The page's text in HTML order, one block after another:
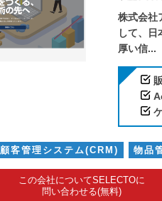
株式会社
して、日
厚い信...
顧客管理システム(CRM) 物品
この会社についてSELECTOに
問い合わせる(無料)